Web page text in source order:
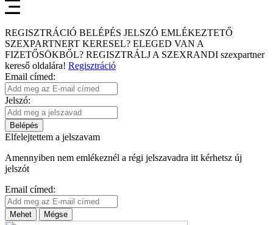
REGISZTRÁCIÓ BELÉPÉS JELSZÓ EMLÉKEZTETŐ
SZEXPARTNERT KERESEL? ELEGED VAN A
FIZETŐSÖKBŐL? REGISZTRÁLJ A SZEXRANDI szexpartner
kereső oldalára! Regisztráció
Email címed:
Jelszó:
Belépés
Elfelejtettem a jelszavam
Amennyiben nem emlékeznél a régi jelszavadra itt kérhetsz új
jelszót
Email címed:
Mehet Mégse